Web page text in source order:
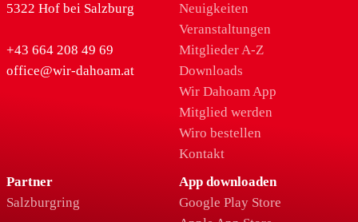
5322 Hof bei Salzburg
+43 664 208 49 69
office@wir-dahoam.at
Neuigkeiten
Veranstaltungen
Mitglieder A-Z
Downloads
Wir Dahoam App
Mitglied werden
Wiro bestellen
Kontakt
Partner
Salzburgring
App downloaden
Google Play Store